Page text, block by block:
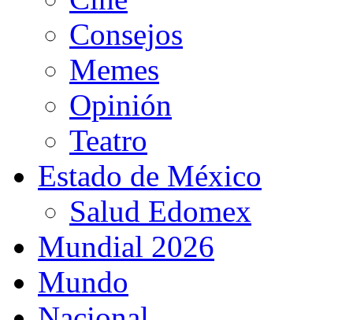
Consejos
Memes
Opinión
Teatro
Estado de México
Salud Edomex
Mundial 2026
Mundo